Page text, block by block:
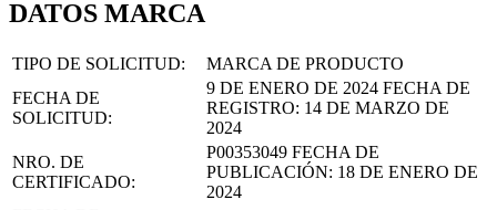
DATOS MARCA
TIPO DE SOLICITUD:
MARCA DE PRODUCTO
FECHA DE
SOLICITUD:
9 DE ENERO DE 2024 FECHA DE
REGISTRO: 14 DE MARZO DE
2024
NRO. DE
CERTIFICADO:
P00353049 FECHA DE
PUBLICACIÓN: 18 DE ENERO DE
2024